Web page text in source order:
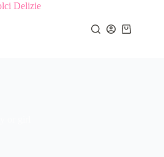
Warenkorb